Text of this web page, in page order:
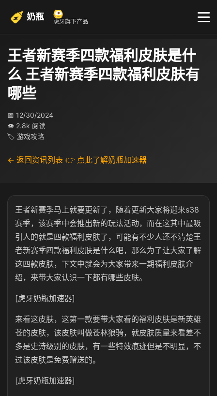
奶瓶 虎牙旗下产品
王者新赛季四款福利皮肤是什
么 王者新赛季四款福利皮肤有
哪些
📅 12/30/2024
👁 2.8k 阅读
🏷 游戏攻略
← 返回资讯列表 👉 点此了解奶瓶加速器
王者新赛季马上就要更新了，随着更新大家将迎来s38
赛季，该赛季中会推出新的玩法活动，而在这其中最吸
引人的就是四款福利皮肤了，可能有不少人还不清楚王
者新赛季四款福利皮肤是什么吧，那么为了让大家了解
这四款皮肤，下文中就会为大家带来一期福利皮肤介
绍，来带大家认识一下都有哪些皮肤。
[虎牙奶瓶加速器]
来看这皮肤，这第一款要带大家看的福利皮肤是新英雄
苍的皮肤，该皮肤叫做苍林狼骑，就皮肤质量来看差不
多是史诗级别的皮肤，有一些特效痕迹但是不明显，不
过该皮肤是免费赠送的。
[虎牙奶瓶加速器]